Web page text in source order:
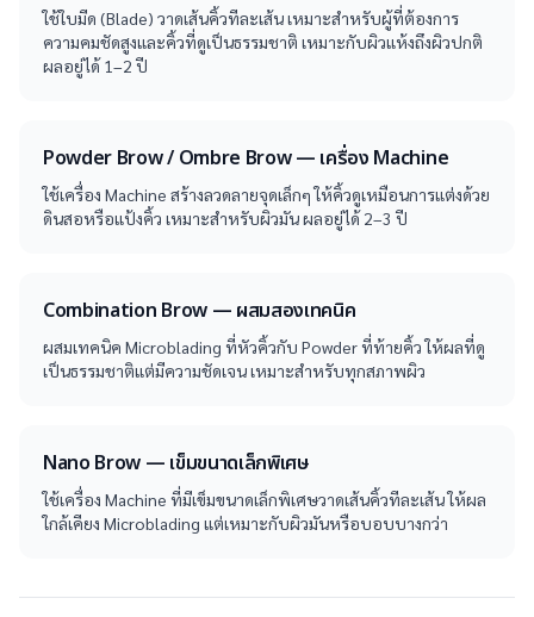
ใช้ใบมีด (Blade) วาดเส้นคิ้วทีละเส้น เหมาะสำหรับผู้ที่ต้องการ
ความคมชัดสูงและคิ้วที่ดูเป็นธรรมชาติ เหมาะกับผิวแห้งถึงผิวปกติ
ผลอยู่ได้ 1–2 ปี
Powder Brow / Ombre Brow — เครื่อง Machine
ใช้เครื่อง Machine สร้างลวดลายจุดเล็กๆ ให้คิ้วดูเหมือนการแต่งด้วย
ดินสอหรือแป้งคิ้ว เหมาะสำหรับผิวมัน ผลอยู่ได้ 2–3 ปี
Combination Brow — ผสมสองเทคนิค
ผสมเทคนิค Microblading ที่หัวคิ้วกับ Powder ที่ท้ายคิ้ว ให้ผลที่ดู
เป็นธรรมชาติแต่มีความชัดเจน เหมาะสำหรับทุกสภาพผิว
Nano Brow — เข็มขนาดเล็กพิเศษ
ใช้เครื่อง Machine ที่มีเข็มขนาดเล็กพิเศษวาดเส้นคิ้วทีละเส้น ให้ผล
ใกล้เคียง Microblading แต่เหมาะกับผิวมันหรือบอบบางกว่า